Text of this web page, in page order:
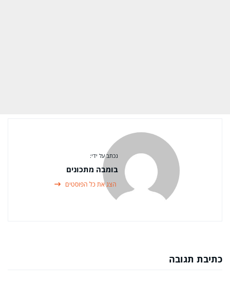
נכתב על ידי:
בומבה מתכונים
הצג את כל הפוסטים
כתיבת תגובה